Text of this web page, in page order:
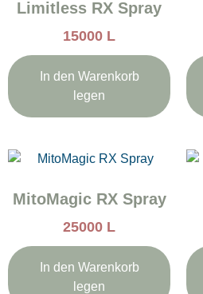
Limitless RX Spray
15000 L
In den Warenkorb
legen
MitoMagic RX Spray
25000 L
In den Warenkorb
legen